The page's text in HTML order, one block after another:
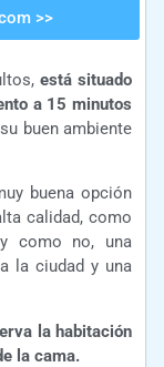
>>
está situado
a 15 minutos
buen ambiente
buena opción
calidad, como
como no, una
la ciudad y una
la habitación
la cama.